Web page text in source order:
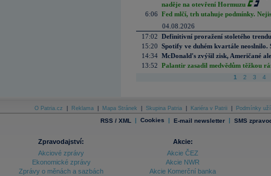
naděje na otevření Hormuzu
6:06 Fed mlčí, trh utahuje podmínky.
04.08.2026
17:02 Definitivní proražení stoletého
15:20 Spotify ve duhém kvartále neoslnilo.
14:34 McDonald's zvýšil zisk, Američané
13:52 Palantir zasadil medvědům těžkou
1 2 3 4
O Patria.cz Reklama Mapa Stránek Skupina Patria Kariéra v Patrii Podmínky
RSS / XML | Cookies | E-mail newsletter | SMS
Zpravodajství:
Akciové zprávy
Ekonomické zprávy
Zprávy o měnách a sazbách
Akcie:
Akcie ČEZ
Akcie NWR
Akcie Komerční banka